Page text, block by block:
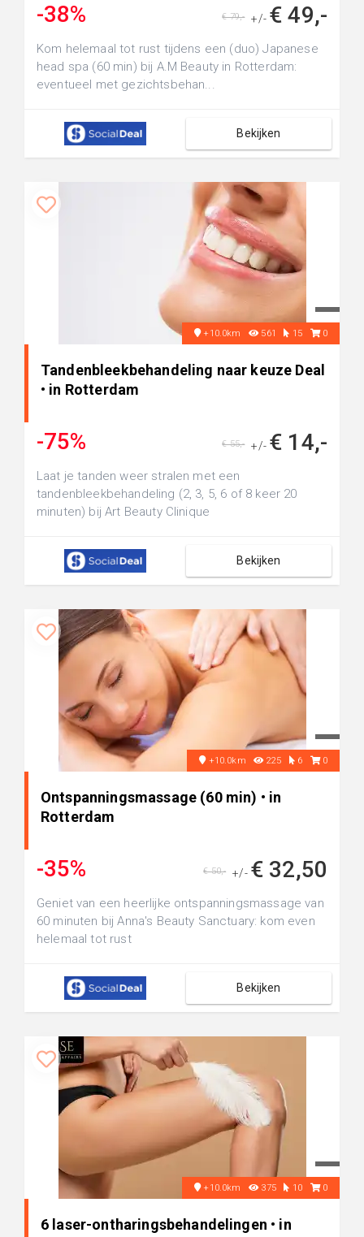
-38% +/- € 49,-
€ 79,-
Kom helemaal tot rust tijdens een (duo) Japanese
head spa (60 min) bij A.M Beauty in Rotterdam:
eventueel met gezichtsbehan...
Bekijken
+10.0km 561 15 0
Tandenbleekbehandeling naar keuze Deal
• in Rotterdam
-75% +/- € 14,-
€ 55,-
Laat je tanden weer stralen met een
tandenbleekbehandeling (2, 3, 5, 6 of 8 keer 20
minuten) bij Art Beauty Clinique
Bekijken
+10.0km 225 6 0
Ontspanningsmassage (60 min) • in
Rotterdam
-35% +/- € 32,50
€ 50,-
Geniet van een heerlijke ontspanningsmassage van
60 minuten bij Anna's Beauty Sanctuary: kom even
helemaal tot rust
Bekijken
+10.0km 375 10 0
6 laser-ontharingsbehandelingen • in